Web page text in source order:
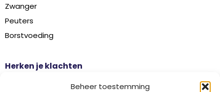
Beheer toestemming
Zwanger
Peuters
Borstvoeding
Herken je klachten